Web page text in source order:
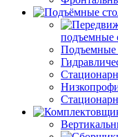
подъемные
Подъемные